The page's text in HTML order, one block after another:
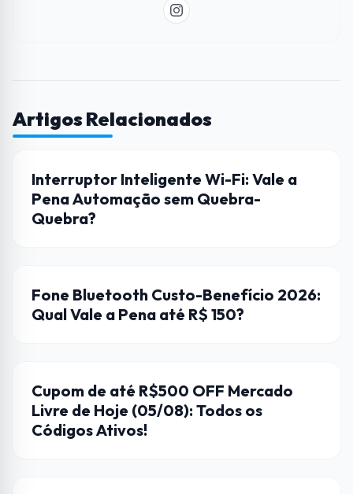
Artigos Relacionados
AUTOMAÇÃO
Interruptor Inteligente Wi-Fi: Vale a
Pena Automação sem Quebra-
Quebra?
FONES DE OUVIDO
Fone Bluetooth Custo-Benefício 2026:
Qual Vale a Pena até R$ 150?
CUPONS DE DESCONTO
Cupom de até R$500 OFF Mercado
Livre de Hoje (05/08): Todos os
Códigos Ativos!